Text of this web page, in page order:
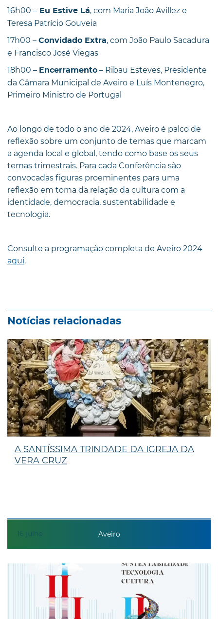
16h00 – Eu Estive Lá, com Maria João Avillez e
Teresa Patrício Gouveia
17h00 – Convidado Extra, com João Paulo Sacadura
e Francisco José Viegas
18h00 – Encerramento – Ribau Esteves, Presidente
da Câmara Municipal de Aveiro e Luís Montenegro,
Primeiro Ministro de Portugal
Ao longo de todo o ano de 2024, Aveiro é palco de
reflexão sobre um conjunto de temas que marcam
a agenda local e global, tendo como base os seus
temas trimestrais. Para cada Conferência são
convocadas figuras proeminentes para uma
reflexão em torna da relação da cultura com a
identidade, democracia, sustentabilidade e
tecnologia.
Consulte a programação completa de Aveiro 2024
aqui.
Notícias relacionadas
16 julho
A SANTÍSSIMA TRINDADE DA IGREJA DA
VERA CRUZ
Aveiro